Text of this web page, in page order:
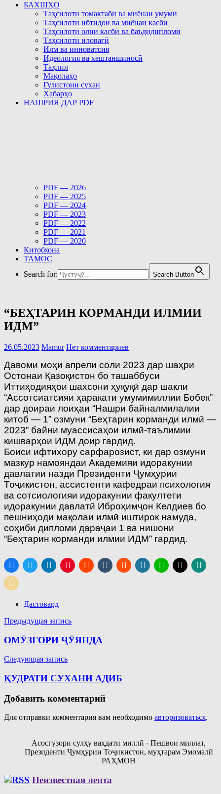
БАХШҲО
Таҳсилоти томактабӣ ва миёнаи умумӣ
Таҳсилоти ибтидоӣ ва миёнаи касбӣ
Таҳсилоти олии касбӣ ва баъдидипломӣ
Таҳсилоти иловагӣ
Илм ва инноватсия
Идеология ва хештаншиносӣ
Таҳлил
Мақолаҳо
Гулистони сухан
Хабарҳо
НАШРИЯ ДАР PDF
PDF — 2026
PDF — 2025
PDF — 2024
PDF — 2023
PDF — 2022
PDF — 2021
PDF — 2020
Китобхона
ТАМОС
Search for:
Search Button
“БЕҲТАРИН КОРМАНДИ ИЛМИИ
ИДМ”
26.05.2023 Mamur Нет комментариев
Давоми моҳи апрели соли 2023 дар шаҳри
Остонаи Қазоқистон бо ташаббуси
Иттиҳодияҳои шахсони ҳуқуқӣ дар шакли
“Ассотсиатсияи ҳаракати умумимиллии Бобек”
дар доираи лоиҳаи “Нашри байналмилалии
китоб — 1” озмуни “Беҳтарин корманди илмӣ —
2023” байни муассисаҳои илмӣ-таълимии
кишварҳои ИДМ доир гардид.
Боиси ифтихору сарфарозист, ки дар озмуни
мазкур намояндаи Академияи идоракунии
давлатии назди Президенти Ҷумҳурии
Тоҷикистон, ассистенти кафедраи психология
ва сотсиологияи идоракунии факултети
идоракунии давлатӣ Иброҳимҷон Келдиев бо
пешниҳоди мақолаи илмӣ иштирок намуда,
соҳиби дипломи дараҷаи 1 ва нишони
“Беҳтарин корманди илмии ИДМ” гардид.
Дастовард
Навигация
по
Предыдущая запись
ОМӮЗГОРИ ҶӮЯНДА
Следующая запись
ҚУДРАТИ СУХАНИ АДИБ
Добавить комментарий
Для отправки комментария вам необходимо авторизоваться.
Асосгузори сулҳу ваҳдати миллӣ - Пешвои миллат,
Президенти Ҷумҳурии Тоҷикистон, муҳтарам Эмомалӣ
РАҲМОН
Неизвестная лента